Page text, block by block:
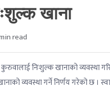
खाना
read
निःशुल्क खानाको व्यवस्था
व्यवस्था गर्ने निर्णय गरेको छ ।